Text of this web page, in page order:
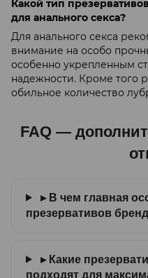
Какой тип
для анального секса?
Для анального секса
внимание на особо
особенно укрепленным
надежности. Кроме того
обильное количество
FAQ —
▸ В чем главная
презервативов
▸ Какие
подходят для